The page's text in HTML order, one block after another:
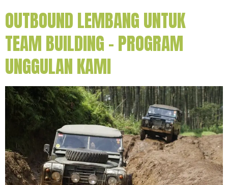
OUTBOUND LEMBANG UNTUK
TEAM BUILDING – PROGRAM
UNGGULAN KAMI